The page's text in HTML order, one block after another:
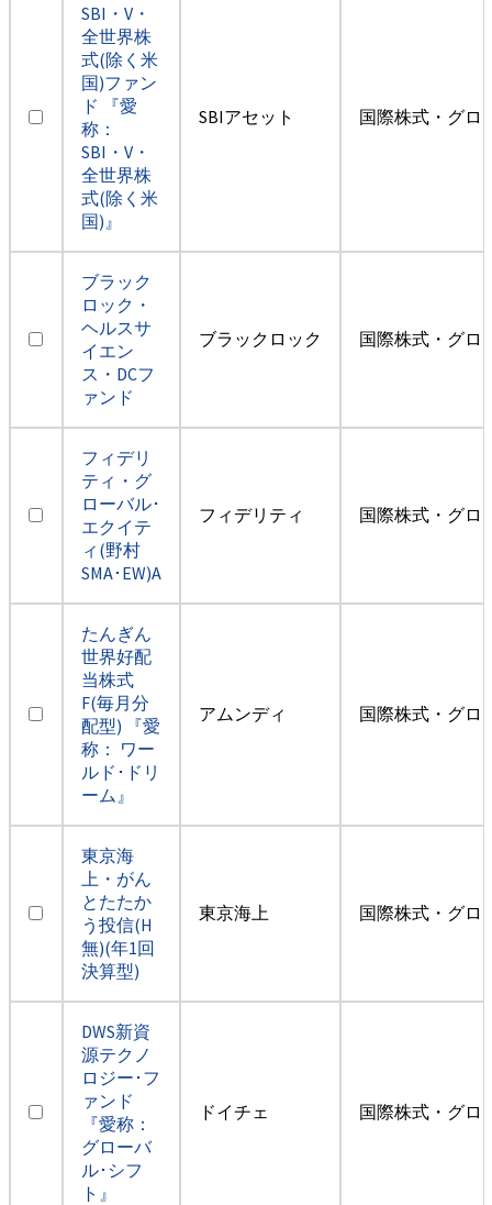
SBI・V・
全世界株
式(除く米
国)ファン
ド 『愛
称：
SBI・V・
全世界株
式(除く米
国)』
SBIアセット 国際株式・グロ
ブラック
ロック・
ヘルスサ
イエン
ス・DCフ
ァンド
ブラックロック 国際株式・グロ
フィデリ
ティ・グ
ローバル･
エクイテ
ィ(野村
SMA･EW)A
フィデリティ 国際株式・グロ
たんぎん
世界好配
当株式
F(毎月分
配型) 『愛
称： ワー
ルド･ドリ
ーム』
アムンディ 国際株式・グロ
東京海
上・がん
とたたか
う投信(H
無)(年1回
決算型)
東京海上 国際株式・グロ
DWS新資
源テクノ
ロジー･フ
ァンド
『愛称：
グローバ
ル･シフ
ト』
ドイチェ 国際株式・グロ